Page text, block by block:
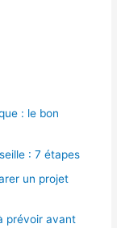
: le bon
: 7 étapes
un projet
prévoir avant